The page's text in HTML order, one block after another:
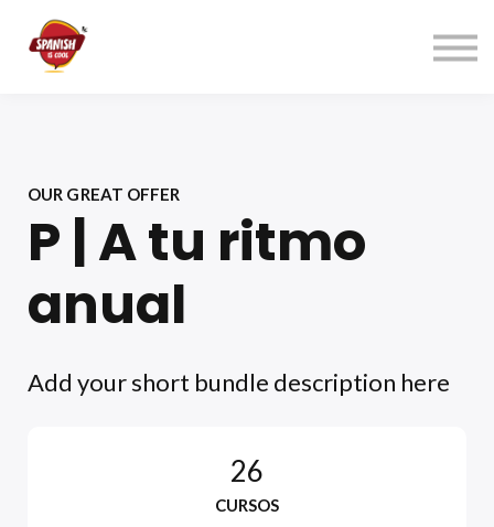
OUR GREAT OFFER
P | A tu ritmo
anual
Add your short bundle description here
26
CURSOS